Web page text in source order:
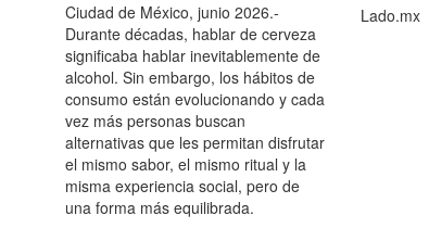
Ciudad de México, junio 2026.-
Durante décadas, hablar de cerveza
significaba hablar inevitablemente de
alcohol. Sin embargo, los hábitos de
consumo están evolucionando y cada
vez más personas buscan
alternativas que les permitan disfrutar
el mismo sabor, el mismo ritual y la
misma experiencia social, pero de
una forma más equilibrada.
Lado.mx